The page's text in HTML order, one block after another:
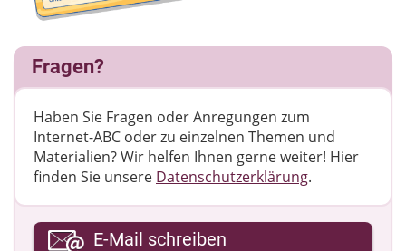
Fragen?
Haben Sie Fragen oder Anregungen zum
Internet-ABC oder zu einzelnen Themen und
Materialien? Wir helfen Ihnen gerne weiter! ​Hier
finden Sie unsere Datenschutzerklärung.
Ihre E-Mail-Adresse
E-Mail schreiben